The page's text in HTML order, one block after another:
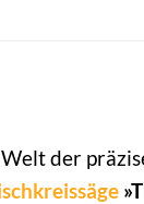
der